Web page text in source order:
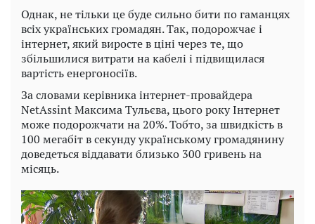
Однак, не тільки це буде сильно бити по гаманцях
всіх українських громадян. Так, подорожчає і
інтернет, який виросте в ціні через те, що
збільшилися витрати на кабелі і підвищилася
вартість енергоносіїв.
За словами керівника інтернет-провайдера
NetAssint Максима Тульєва, цього року Інтернет
може подорожчати на 20%. Тобто, за швидкість в
100 мегабіт в секунду українському громадянину
доведеться віддавати близько 300 гривень на
місяць.